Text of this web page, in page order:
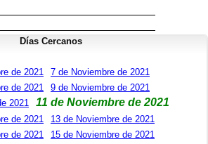
Días Cercanos
de 2021
7 de Noviembre de 2021
de 2021
9 de Noviembre de 2021
2021
11 de Noviembre de 2021
de 2021
13 de Noviembre de 2021
de 2021
15 de Noviembre de 2021